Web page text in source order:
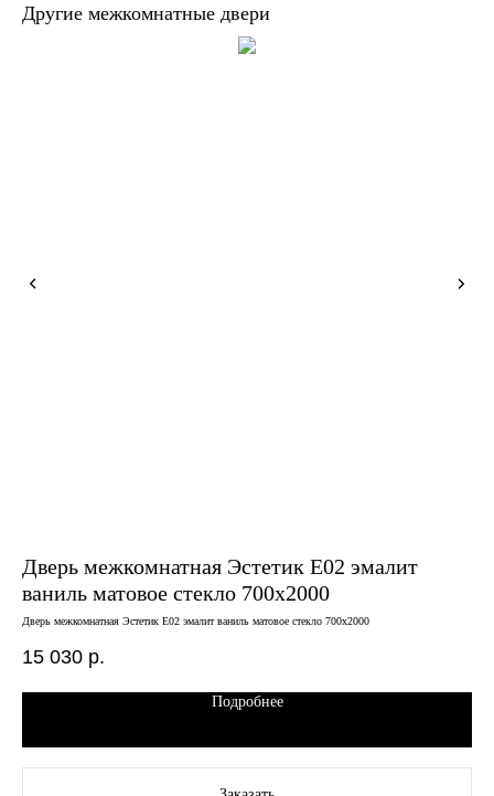
Другие межкомнатные двери
Дверь межкомнатная Эстетик E02 эмалит
ваниль матовое стекло 700х2000
Дверь межкомнатная Эстетик E02 эмалит ваниль матовое стекло 700х2000
15 030 р.
Подробнее